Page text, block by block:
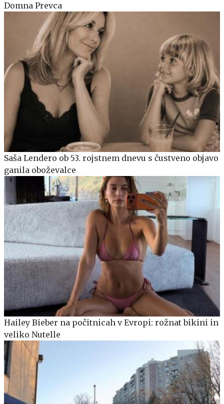
Domna Prevca
Saša Lendero ob 53. rojstnem dnevu s čustveno objavo
ganila oboževalce
Hailey Bieber na počitnicah v Evropi: rožnat bikini in
veliko Nutelle